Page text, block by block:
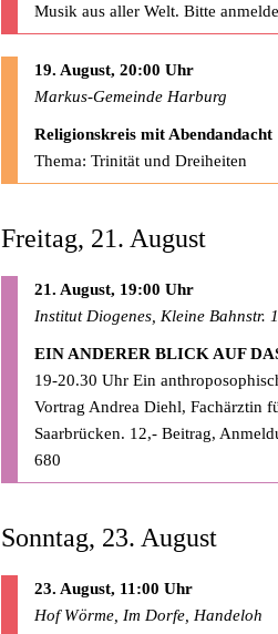
Musik aus aller Welt. Bitte
19. August, 20:00 Uhr
Markus-Gemeinde Harburg
Religionskreis mit Abendandacht
Thema: Trinität und Dreiheiten
Freitag, 21. August
21. August, 19:00 Uhr
Institut Diogenes, Kleine Bahnstr.
EIN ANDERER BLICK AUF
19-20.30 Uhr Ein
Vortrag Andrea Diehl, Fachärztin
Saarbrücken. 12,- Beitrag,
680
Sonntag, 23. August
23. August, 11:00 Uhr
Hof Wörme, Im Dorfe, Handeloh